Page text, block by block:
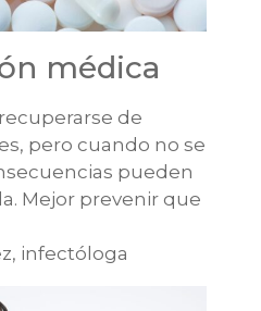
médica
de
pero cuando no se
pueden
Mejor prevenir que
infectóloga